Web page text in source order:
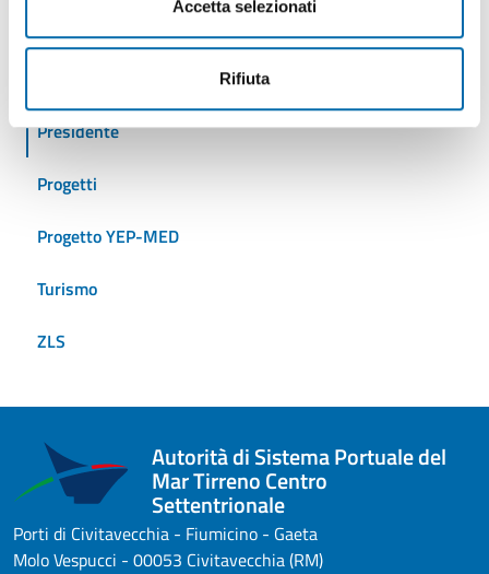
Accetta selezionati
Rifiuta
Presidente
Progetti
Progetto YEP-MED
Turismo
ZLS
Autorità di Sistema Portuale del
Mar Tirreno Centro
Settentrionale
Porti di Civitavecchia - Fiumicino - Gaeta
Molo Vespucci - 00053 Civitavecchia (RM)